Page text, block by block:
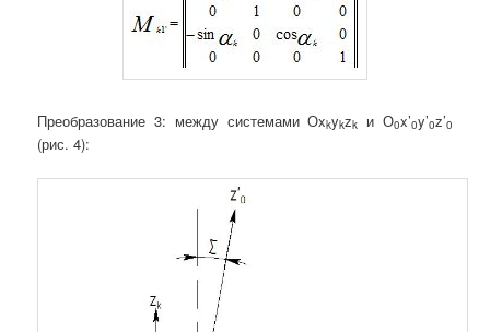
Преобразование 3: между системами Оxkykzk и О0x’0y’0z’0
(рис. 4):